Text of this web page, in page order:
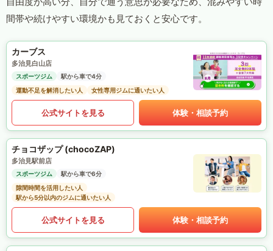
間帯や続けやすい環境かも見ておくと安心です。
カーブス
多治見白山店
スポーツジム
駅から車で4分
運動不足を解消したい人
女性専用ジムに通いたい人
公式サイトを見る 体験・相談予約
チョコザップ (chocoZAP)
多治見駅前店
スポーツジム
駅から車で6分
隙間時間を活用したい人
駅から5分以内のジムに通いたい人
公式サイトを見る 体験・相談予約